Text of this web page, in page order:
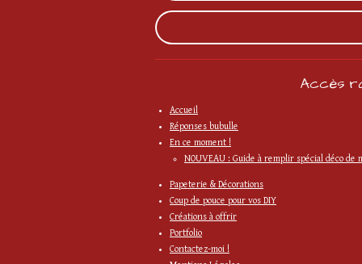
Accès
Accueil
Réponses bubulle
En ce moment !
NOUVEAU : Guide à remplir spécial déco de
Papeterie & Décorations
Coup de pouce pour vos DIY
Créations à offrir
Portfolio
Contactez-moi !